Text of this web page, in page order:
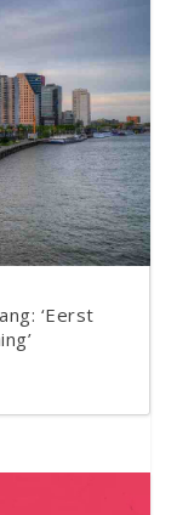
‘Eerst